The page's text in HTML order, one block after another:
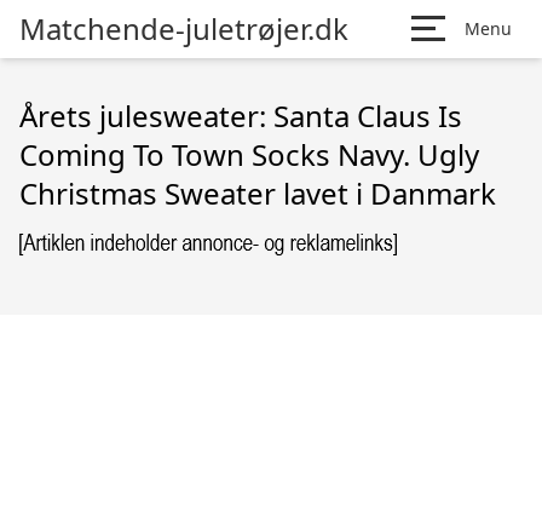
Matchende-juletrøjer.dk Menu
Årets julesweater: Santa Claus Is
Coming To Town Socks Navy. Ugly
Christmas Sweater lavet i Danmark